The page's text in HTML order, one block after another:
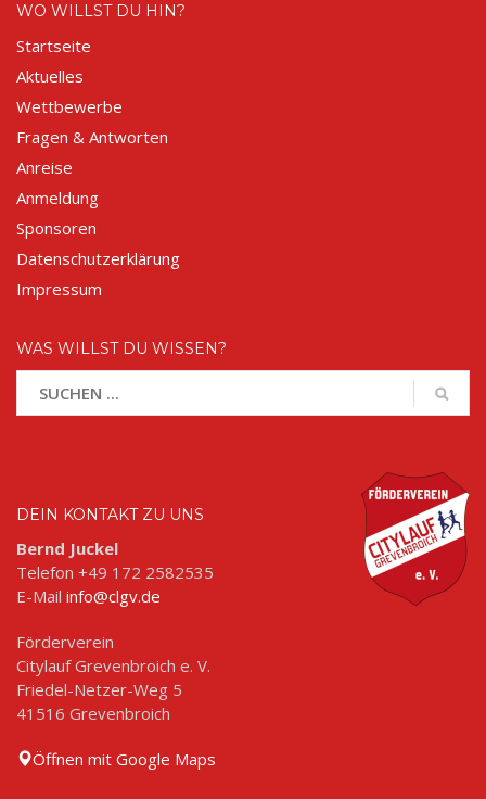
WO WILLST DU HIN?
Startseite
Aktuelles
Wettbewerbe
Fragen & Antworten
Anreise
Anmeldung
Sponsoren
Datenschutzerklärung
Impressum
WAS WILLST DU WISSEN?
DEIN KONTAKT ZU UNS
Bernd Juckel
Telefon +49 172 2582535
E-Mail info@clgv.de
Förderverein
Citylauf Grevenbroich e. V.
Friedel-Netzer-Weg 5
41516 Grevenbroich
Öffnen mit Google Maps